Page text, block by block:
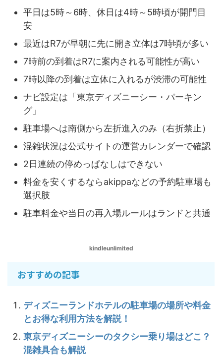
平日は5時～6時、休日は4時～5時頃が開門目
安
最近はR7が早朝に先に開き立体は7時頃が多い
7時前の到着はR7に案内される可能性が高い
7時以降の到着は立体に入れるが渋滞の可能性
ナビ設定は「東京ディズニーシー・パーキン
グ」
駐車場へは南側から左折進入のみ（右折禁止）
混雑状況は公式サイトの運営カレンダーで確認
2日連続の停めっぱなしはできない
料金を安くするならakippaなどの予約駐車場も
選択肢
駐車料金や当日の再入場ルールはランドと共通
kindleunlimited
おすすめの記事
ディズニーランドホテルの駐車場の場所や料金
とお得な利用方法を解説！
東京ディズニーシーのタクシー乗り場はどこ？
混雑具合も解説